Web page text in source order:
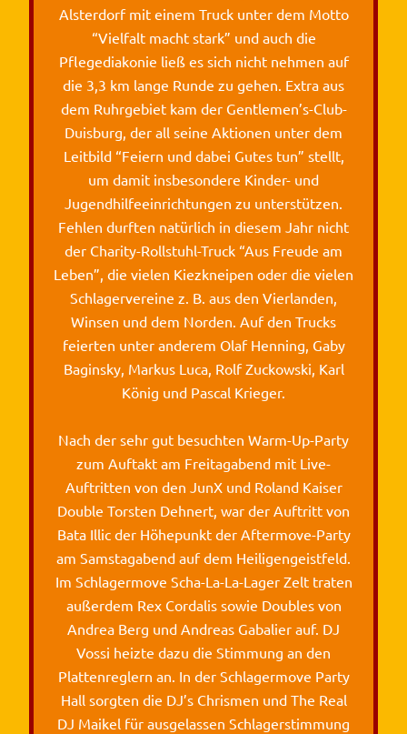
Alsterdorf mit einem Truck unter dem Motto
“Vielfalt macht stark” und auch die
Pflegediakonie ließ es sich nicht nehmen auf
die 3,3 km lange Runde zu gehen. Extra aus
dem Ruhrgebiet kam der Gentlemen’s-Club-
Duisburg, der all seine Aktionen unter dem
Leitbild “Feiern und dabei Gutes tun” stellt,
um damit insbesondere Kinder- und
Jugendhilfeeinrichtungen zu unterstützen.
Fehlen durften natürlich in diesem Jahr nicht
der Charity-Rollstuhl-Truck “Aus Freude am
Leben”, die vielen Kiezkneipen oder die vielen
Schlagervereine z. B. aus den Vierlanden,
Winsen und dem Norden. Auf den Trucks
feierten unter anderem Olaf Henning, Gaby
Baginsky, Markus Luca, Rolf Zuckowski, Karl
König und Pascal Krieger.
Nach der sehr gut besuchten Warm-Up-Party
zum Auftakt am Freitagabend mit Live-
Auftritten von den JunX und Roland Kaiser
Double Torsten Dehnert, war der Auftritt von
Bata Illic der Höhepunkt der Aftermove-Party
am Samstagabend auf dem Heiligengeistfeld.
Im Schlagermove Scha-La-La-Lager Zelt traten
außerdem Rex Cordalis sowie Doubles von
Andrea Berg und Andreas Gabalier auf. DJ
Vossi heizte dazu die Stimmung an den
Plattenreglern an. In der Schlagermove Party
Hall sorgten die DJ’s Chrismen und The Real
DJ Maikel für ausgelassen Schlagerstimmung